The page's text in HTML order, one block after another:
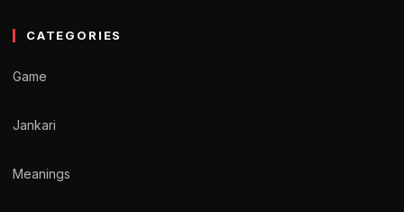
CATEGORIES
Game
Jankari
Meanings